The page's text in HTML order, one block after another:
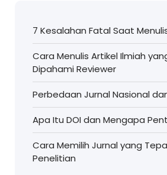
7 Kesalahan Fatal Saat
Cara Menulis Artikel Ilmiah
Dipahami Reviewer
Perbedaan Jurnal Nasional
Apa Itu DOI dan Mengapa
Cara Memilih Jurnal yang
Penelitian